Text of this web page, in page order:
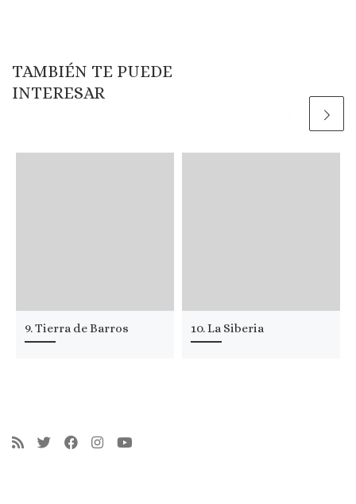
TAMBIÉN TE PUEDE
INTERESAR
9. Tierra de Barros 10. La Siberia